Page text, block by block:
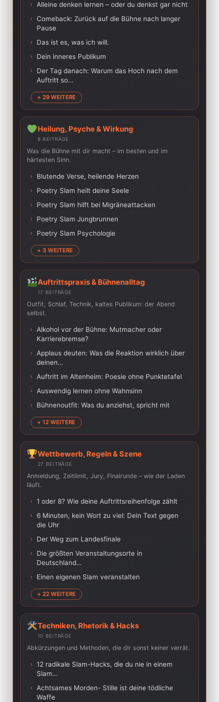
› Alleine denken lernen – oder du denkst gar nicht
› Comeback: Zurück auf die Bühne nach langer
Pause
› Das ist es, was ich will.
› Dein inneres Publikum
›
Der Tag danach: Warum das Hoch nach dem
Auftritt so…
+ 29 WEITERE
Heilung, Psyche & Wirkung
8 BEITRÄGE
Was die Bühne mit dir macht – im besten und im
härtesten Sinn.
› Blutende Verse, heilende Herzen
› Poetry Slam heilt deine Seele
› Poetry Slam hilft bei Migräneattacken
› Poetry Slam Jungbrunnen
› Poetry Slam Psychologie
+ 3 WEITERE
Auftrittspraxis & Bühnenalltag
17 BEITRÄGE
Outfit, Schlaf, Technik, kaltes Publikum: der Abend
selbst.
› Alkohol vor der Bühne: Mutmacher oder
Karrierebremse?
› Applaus deuten: Was die Reaktion wirklich über
deinen…
› Auftritt im Altenheim: Poesie ohne Punktetafel
› Auswendig lernen ohne Wahnsinn
› Bühnenoutfit: Was du anziehst, spricht mit
+ 12 WEITERE
Wettbewerb, Regeln & Szene
27 BEITRÄGE
Anmeldung, Zeitlimit, Jury, Finalrunde – wie der Laden
läuft.
› 1 oder 8? Wie deine Auftrittsreihenfolge zählt
›
6 Minuten, kein Wort zu viel: Dein Text gegen
die Uhr
› Der Weg zum Landesfinale
›
Die größten Veranstaltungsorte in
Deutschland…
› Einen eigenen Slam veranstalten
+ 22 WEITERE
Techniken, Rhetorik & Hacks
10 BEITRÄGE
Abkürzungen und Methoden, die dir sonst keiner verrät.
› 12 radikale Slam-Hacks, die du nie in einem
Slam…
› Achtsames Morden- Stille ist deine tödliche
Waffe